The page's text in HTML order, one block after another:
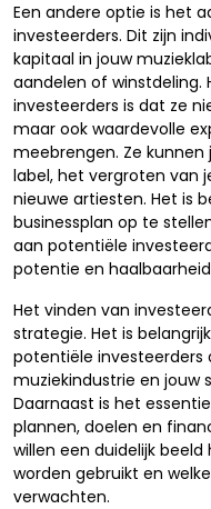
Een andere optie is het
investeerders. Dit zijn
kapitaal in jouw
aandelen of winstdeling.
investeerders is dat ze
maar ook waardevolle
meebrengen. Ze
label, het vergroten van
nieuwe artiesten. Het is
businessplan op te
aan potentiële
potentie en
Het vinden van
strategie. Het is
potentiële
muziekindustrie en jouw
Daarnaast is het
plannen, doelen en
willen een duidelijk
worden gebruikt en
verwachten.